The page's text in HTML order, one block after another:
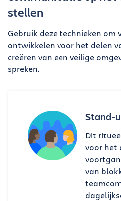
stellen
Gebruik deze technieken om
ontwikkelen voor het delen
creëren van een veilige
spreken.
Stand-
Dit
voor het
van